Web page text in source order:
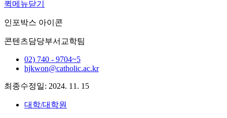
퀵메뉴닫기
인포박스 아이콘
콘텐츠담당부서 교학팀
02) 740 - 9704~5
hjkwon@catholic.ac.kr
최종수정일: 2024. 11. 15
대학/대학원